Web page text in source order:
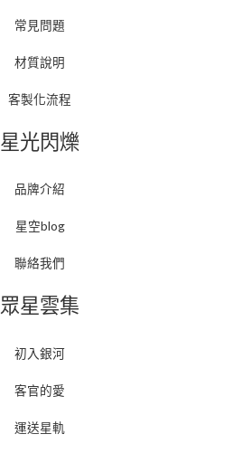
常見問題
材質說明
客製化流程
星光閃爍
品牌介紹
星空blog
聯絡我們
眾星雲集
初入銀河
客官的愛
運送星軌